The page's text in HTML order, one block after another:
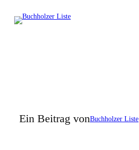
Zum
Inhalt
Ein Beitrag vonBuchholzer Liste